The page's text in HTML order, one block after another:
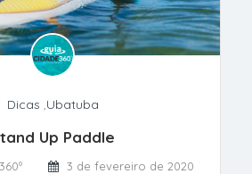
Dicas ,Ubatuba
Up Paddle
3 de fevereiro de 2020